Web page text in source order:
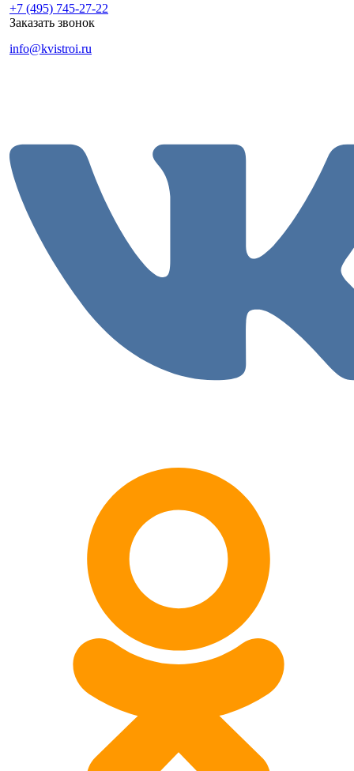
+7 (495) 745-27-22
Заказать звонок
info@kvistroi.ru